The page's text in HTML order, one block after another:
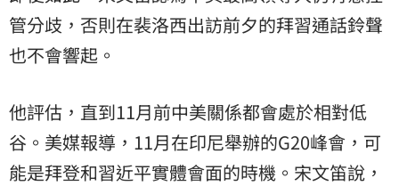
管分歧，否則在裴洛西出訪前夕的拜習通話鈴聲
也不會響起。
他評估，直到11月前中美關係都會處於相對低
谷。美媒報導，11月在印尼舉辦的G20峰會，可
能是拜登和習近平實體會面的時機。宋文笛說，